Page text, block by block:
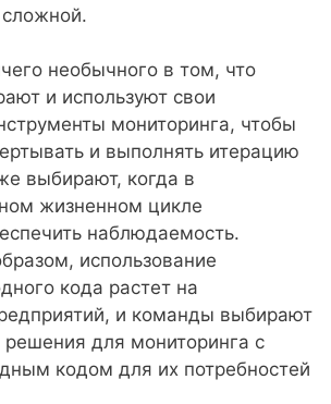
необычного в том, что
и используют свои
мониторинга, чтобы
и выполнять итерацию
выбирают, когда в
жизненном цикле
наблюдаемость.
использование
кода растет на
и команды выбирают
решения для мониторинга с
кодом для их потребностей